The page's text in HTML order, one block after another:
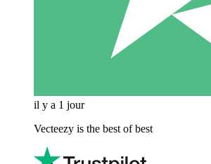
il y a 1 jour
Vecteezy is the best of best